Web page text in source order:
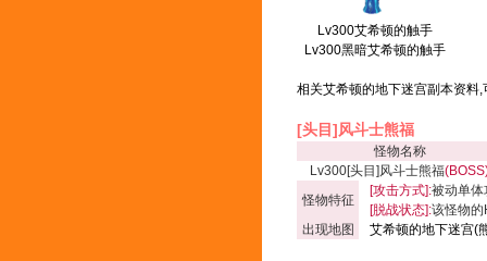
Lv300艾希顿的触手
Lv300黑暗艾希顿的触手
相关艾希顿的地下迷宫副本资料,
[头目]风斗士熊福
怪物名称
Lv300[头目]风斗士熊福
怪物特征
[攻击方式]:被动单体
[脱战状态]:该怪物
出现地图
艾希顿的地下迷宫(